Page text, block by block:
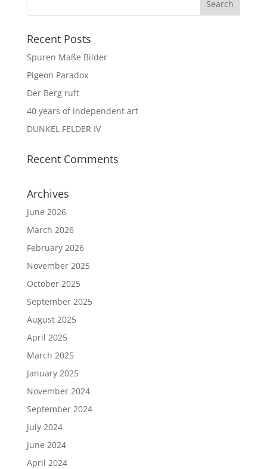
Recent Posts
Spuren Maße Bilder
Pigeon Paradox
Der Berg ruft
40 years of independent art
DUNKEL FELDER IV
Recent Comments
Archives
June 2026
March 2026
February 2026
November 2025
October 2025
September 2025
August 2025
April 2025
March 2025
January 2025
November 2024
September 2024
July 2024
June 2024
April 2024